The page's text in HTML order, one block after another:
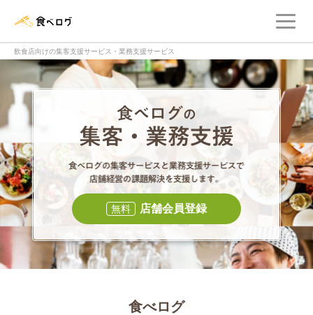
飲食店向けの集客支援サービス・業務支援サービス
食べログの集客
食べログの集
無料 店舗会員登録
食べログ